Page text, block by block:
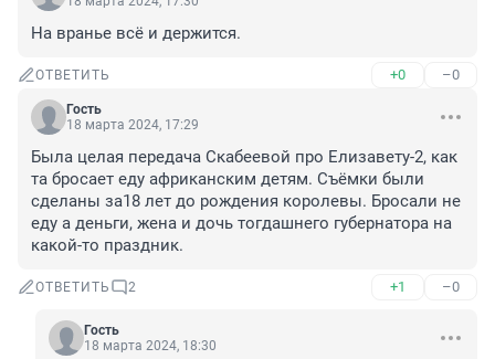
На вранье всё и держится.
ОТВЕТИТЬ +0 –0
Гость
18 марта 2024, 17:29
Была целая передача Скабеевой про Елизавету-2, как
та бросает еду африканским детям. Съёмки были
сделаны за18 лет до рождения королевы. Бросали не
еду а деньги, жена и дочь тогдашнего губернатора на
какой-то праздник.
ОТВЕТИТЬ 2 +1 –0
Гость
18 марта 2024, 18:30